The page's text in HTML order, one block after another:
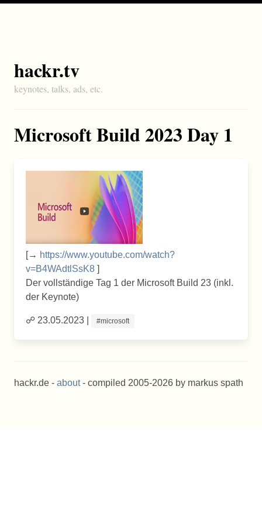
hackr.tv
keynotes, talks, ads, etc.
Microsoft Build 2023 Day 1
[→ https://www.youtube.com/watch?
v=B4WAdtlSsK8 ]
Der vollständige Tag 1 der Microsoft Build 23 (inkl.
der Keynote)
☍ 23.05.2023 | #microsoft
hackr.de - about- compiled 2005-2026 by markus spath